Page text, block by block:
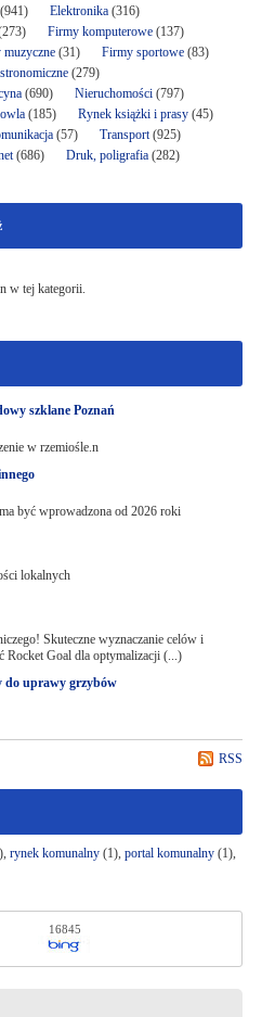
Elektronika (316)
Firmy komputerowe(137)
(31) Firmy sportowe(83)
(279)
(690) Nieruchomości(797)
(185) Rynek książki i prasy(45)
(57) Transport(925)
(686) Druk, poligrafia(282)
w tej kategorii.
szklane Poznań
w rzemiośle.n
być wprowadzona od 2026 roki
lokalnych
Skuteczne wyznaczanie celów i
Rocket Goal dla optymalizacji (...)
do uprawy grzybów
RSS
rynek komunalny(1), portal komunalny(1),
16845